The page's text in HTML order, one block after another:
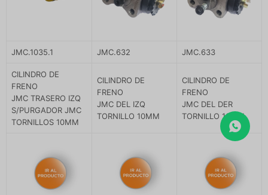
JMC.1035.1 JMC.632 JMC.633
CILINDRO DE
FRENO
JMC TRASERO IZQ
S/PURGADOR JMC
TORNILLOS 10MM
CILINDRO DE
FRENO
JMC DEL IZQ
TORNILLO 10MM
CILINDRO DE
FRENO
JMC DEL DER
TORNILLO 10MM